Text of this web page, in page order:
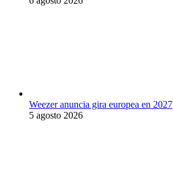
Weezer anuncia gira europea en 2027
5 agosto 2026